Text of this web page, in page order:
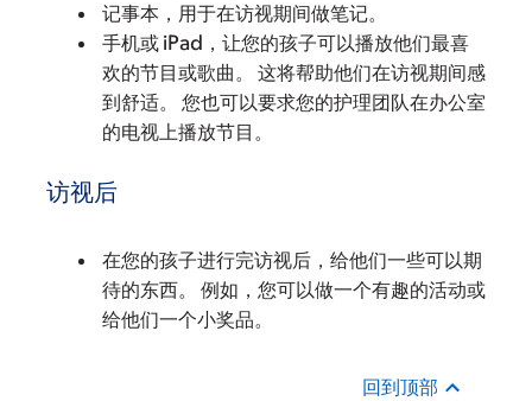
记事本，用于在访视期间做笔记。
手机或 iPad，让您的孩子可以播放他们最喜
欢的节目或歌曲。 这将帮助他们在访视期间感
到舒适。 您也可以要求您的护理团队在办公室
的电视上播放节目。
访视后
在您的孩子进行完访视后，给他们一些可以期
待的东西。 例如，您可以做一个有趣的活动或
给他们一个小奖品。
回到顶部